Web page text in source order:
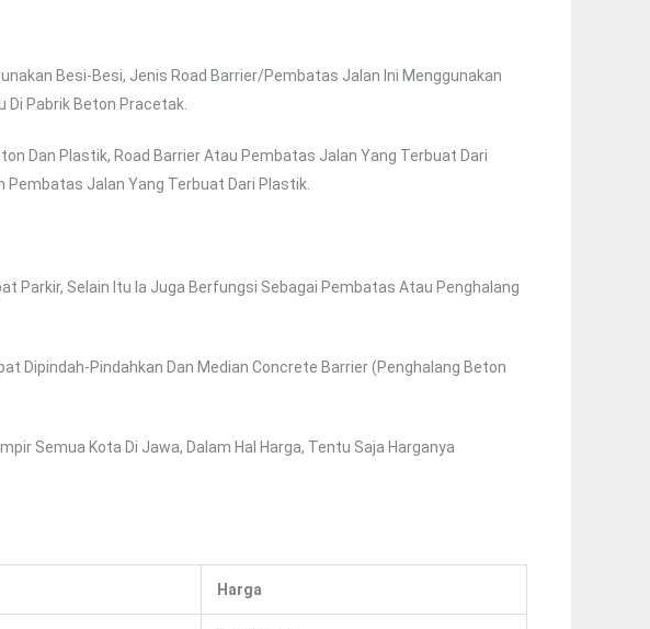
Besi-Besi, Jenis Road Barrier/pembatas Jalan Ini Menggunakan
Pabrik Beton Pracetak.
Dan Plastik, Road Barrier Atau Pembatas Jalan Yang Terbuat Dari
Jalan Yang Terbuat Dari Plastik.
Parkir, Selain Itu Ia Juga Berfungsi Sebagai Pembatas Atau Penghalang
Dipindah-Pindahkan Dan Median Concrete Barrier (penghalang Beton
Semua Kota Di Jawa, Dalam Hal Harga, Tentu Saja Harganya
Harga